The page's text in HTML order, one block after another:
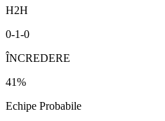
H2H
0-1-0
ÎNCREDERE
41%
Echipe Probabile